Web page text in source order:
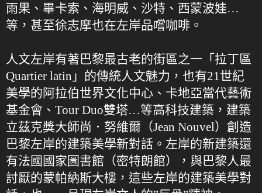
雨果、畢卡索、海明威、沙特、西蒙波娃…
等，甚至徐志摩也在左岸品嚐咖啡。
人文左岸有著巴黎最古老的街區之一「拉丁區
Quartier latin」的傳統人文魅力，也有21世紀
美學的阿拉伯世界文化中心、卡地亞當代藝術
基金會、Tour Duo雙塔…等高科技建築，建築
立茲克獎大師尚．努維爾（Jean Nouvel）創造
巴黎左岸的建築美學新對話。左岸的新建築還
有法國國家圖書館（密特朗館），與巴黎人最
討厭的蒙帕納斯大樓，這些左岸的建築美學對